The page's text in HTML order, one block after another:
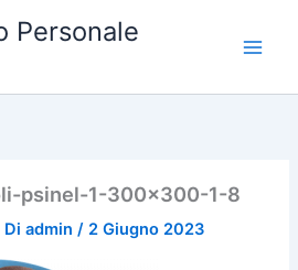
Personale
psinel-1-300×300-1-8
Diadmin/ 2 Giugno 2023